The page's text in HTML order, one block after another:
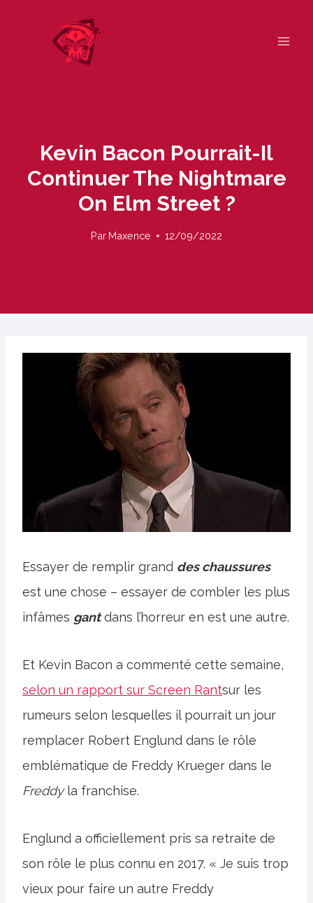
Kevin Bacon Pourrait-Il
Continuer The Nightmare
On Elm Street ?
Par Maxence 12/09/2022
Essayer de remplir grand des chaussures
est une chose – essayer de combler les plus
infâmes gantdans l’horreur en est une autre.
Et Kevin Bacon a commenté cette semaine,
selon un rapport sur Screen Rantsur les
rumeurs selon lesquelles il pourrait un jour
remplacer Robert Englund dans le rôle
emblématique de Freddy Krueger dans le
Freddyla franchise.
Englund a officiellement pris sa retraite de
son rôle le plus connu en 2017. « Je suis trop
vieux pour faire un autre Freddy